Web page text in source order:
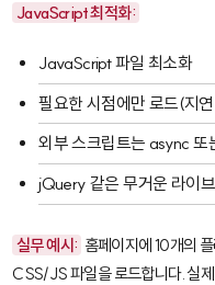
JavaScript 최적화:
JavaScript 파일 최소화
필요한 시점에만 로드(지
외부 스크립트는 async 또
jQuery 같은 무거운 라이
실무 예시: 홈페이지에 10개의
CSS/JS 파일을 로드합니다. 실